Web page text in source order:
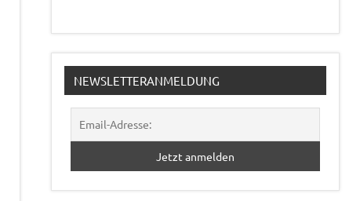
NEWSLETTERANMELDUNG